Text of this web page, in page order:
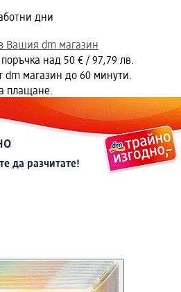
дни
Вашия dm магазин
над 50 € / 97,79 лв.
dm магазин до 60 минути.
плащане.
да разчитате!